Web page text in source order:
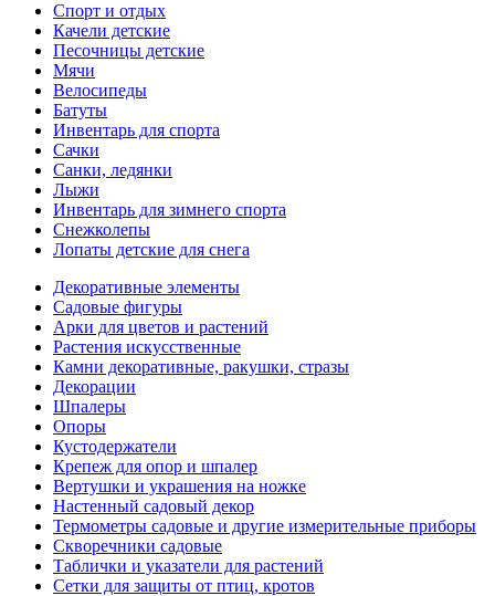
Спорт и отдых
Качели детские
Песочницы детские
Мячи
Велосипеды
Батуты
Инвентарь для спорта
Сачки
Санки, ледянки
Лыжи
Инвентарь для зимнего спорта
Снежколепы
Лопаты детские для снега
Декоративные элементы
Садовые фигуры
Арки для цветов и растений
Растения искусственные
Камни декоративные, ракушки, стразы
Декорации
Шпалеры
Опоры
Кустодержатели
Крепеж для опор и шпалер
Вертушки и украшения на ножке
Настенный садовый декор
Термометры садовые и другие измерительные приборы
Скворечники садовые
Таблички и указатели для растений
Сетки для защиты от птиц, кротов